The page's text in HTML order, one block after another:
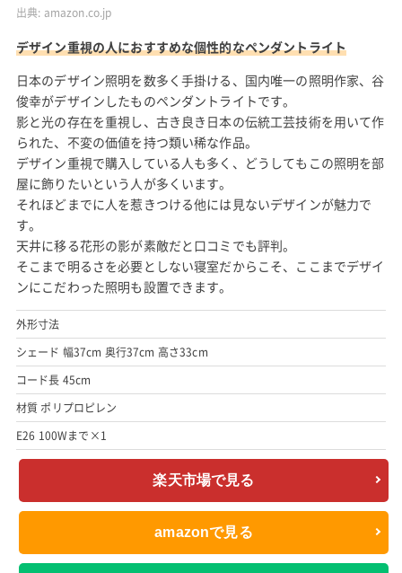
出典: amazon.co.jp
デザイン重視の人におすすめな個性的なペンダントライト
日本のデザイン照明を数多く手掛ける、国内唯一の照明作家、谷
俊幸がデザインしたものペンダントライトです。
影と光の存在を重視し、古き良き日本の伝統工芸技術を用いて作
られた、不変の価値を持つ類い稀な作品。
デザイン重視で購入している人も多く、どうしてもこの照明を部
屋に飾りたいという人が多くいます。
それほどまでに人を惹きつける他には見ないデザインが魅力で
す。
天井に移る花形の影が素敵だと口コミでも評判。
そこまで明るさを必要としない寝室だからこそ、ここまでデザイ
ンにこだわった照明も設置できます。
外形寸法
シェード 幅37cm 奥行37cm 高さ33cm
コード長 45cm
材質 ポリプロピレン
E26 100Wまで×1
楽天市場で見る
amazonで見る